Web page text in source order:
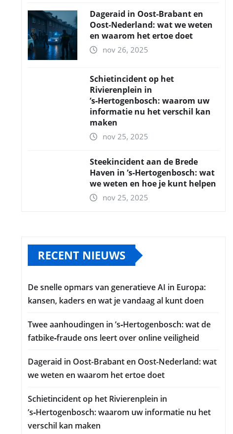
Dageraid in Oost-Brabant en
Oost-Nederland: wat we weten
en waarom het ertoe doet
nov 26, 2025
Schietincident op het
Rivierenplein in
’s‑Hertogenbosch: waarom uw
informatie nu het verschil kan
maken
nov 25, 2025
Steekincident aan de Brede
Haven in ’s‑Hertogenbosch: wat
we weten en hoe je kunt helpen
nov 25, 2025
RECENT NIEUWS
De snelle opmars van generatieve AI in Europa:
kansen, kaders en wat je vandaag al kunt doen
Twee aanhoudingen in ’s‑Hertogenbosch: wat de
fatbike‑fraude ons leert over online veiligheid
Dageraid in Oost-Brabant en Oost-Nederland: wat
we weten en waarom het ertoe doet
Schietincident op het Rivierenplein in
’s‑Hertogenbosch: waarom uw informatie nu het
verschil kan maken